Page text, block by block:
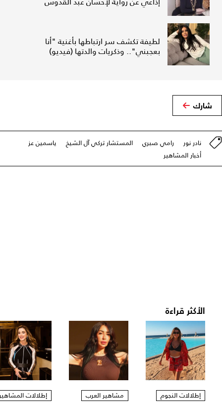
لطيفة تكشف سر ارتباطها بأغنية "أنا
بعجبني".. وذكريات والدتها (فيديو)
شارك
نادر نور رامي صبري المستشار تركي آل الشيخ
ياسمين عز
أخبار المشاهير
الأكثر قراءة
إطلالات النجوم
مشاهير العرب
إطلالات